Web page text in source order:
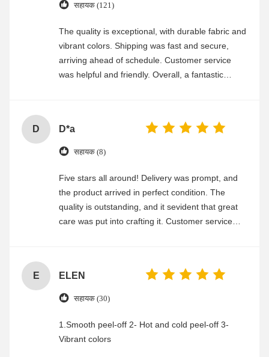
सहायक (121)
The quality is exceptional, with durable fabric and
vibrant colors. Shipping was fast and secure,
arriving ahead of schedule. Customer service
was helpful and friendly. Overall, a fantastic
D D*a
सहायक (8)
Five stars all around! Delivery was prompt, and
the product arrived in perfect condition. The
quality is outstanding, and it sevident that great
care was put into crafting it. Customer service
E ELEN
सहायक (30)
1.Smooth peel-off 2- Hot and cold peel-off 3-
Vibrant colors